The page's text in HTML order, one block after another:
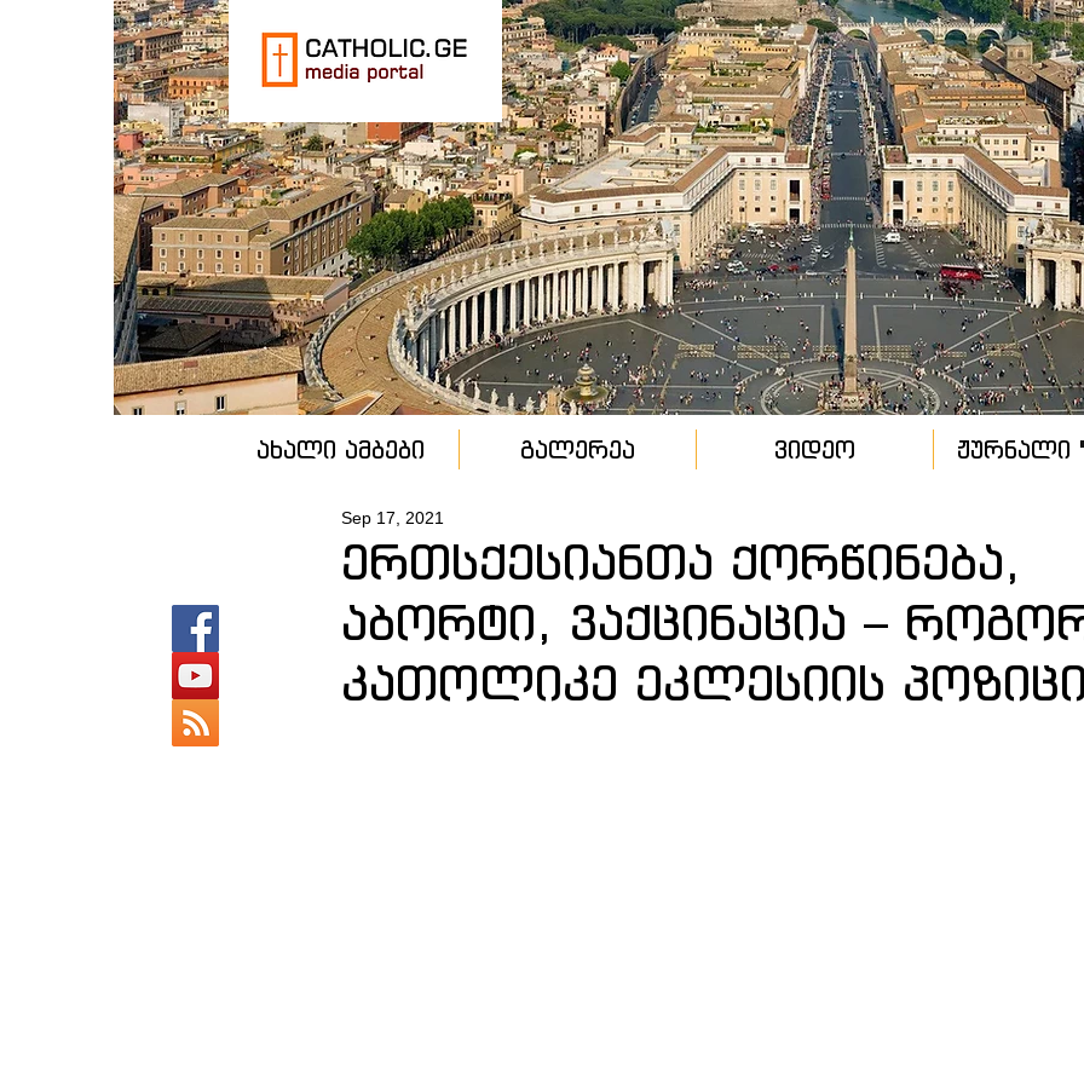
ახალი ამბები გალერეა ვიდეო ჟურნალი
ერთსქესიანთა ქორწინება,
აბორტი, ვაქცინაცია –
კათოლიკე ეკლესიის
Sep 17, 2021